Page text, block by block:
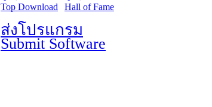
Top Download
Hall of Fame
ส่งโปรแกรม
Submit Software